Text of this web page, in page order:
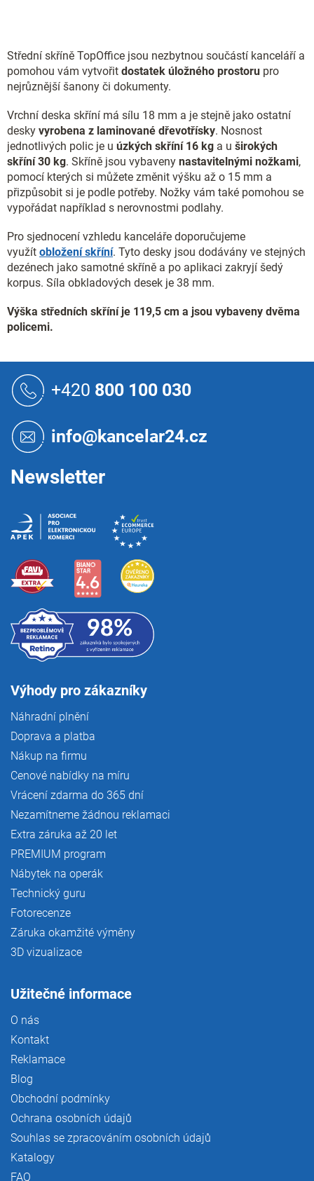
a
c
í
r
v
k
y
v
ý
p
i
u
Střední skříně TopOffice jsou nezbytnou součástí kanceláří a
pomohou vám vytvořit dostatek úložného prostoru pro
nejrůznější šanony či dokumenty.
Vrchní deska skříní má sílu 18 mm a je stejně jako ostatní
desky vyrobena z laminované dřevotřísky. Nosnost
jednotlivých polic je u úzkých skříní 16 kg a u širokých
skříní 30 kg. Skříně jsou vybaveny nastavitelnými nožkami,
pomocí kterých si můžete změnit výšku až o 15 mm a
přizpůsobit si je podle potřeby. Nožky vám také pomohou se
vypořádat například s nerovnostmi podlahy.
Pro sjednocení vzhledu kanceláře doporučujeme
využít obložení skříní. Tyto desky jsou dodávány ve stejných
dezénech jako samotné skříně a po aplikaci zakryjí šedý
korpus. Síla obkladových desek je 38 mm.
Výška středních skříní je 119,5 cm a jsou vybaveny dvěma
policemi.
+420 800 100 030
info@kancelar24.cz
Newsletter
Výhody pro zákazníky
Náhradní plnění
Doprava a platba
Nákup na firmu
Cenové nabídky na míru
Vrácení zdarma do 365 dní
Nezamítneme žádnou reklamaci
Extra záruka až 20 let
PREMIUM program
Nábytek na operák
Technický guru
Fotorecenze
Záruka okamžité výměny
3D vizualizace
Užitečné informace
O nás
Kontakt
Reklamace
Blog
Obchodní podmínky
Ochrana osobních údajů
Souhlas se zpracováním osobních údajů
Katalogy
FAQ